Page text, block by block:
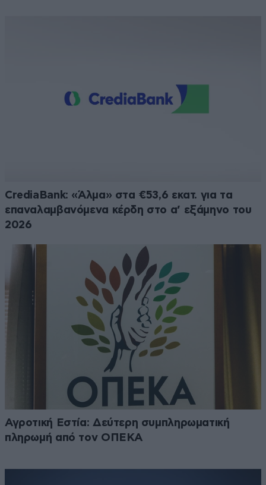
CrediaBank: «Άλμα» στα €53,6 εκατ. για τα
επαναλαμβανόμενα κέρδη στο α’ εξάμηνο του
2026
Αγροτική Εστία: Δεύτερη συμπληρωματική
πληρωμή από τον ΟΠΕΚΑ